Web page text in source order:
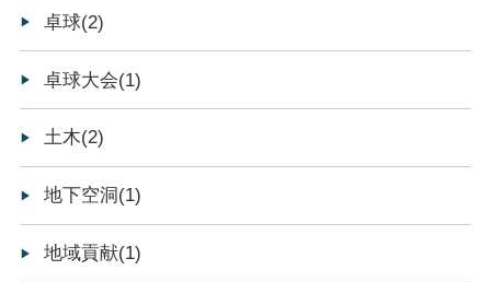
卓球(2)
卓球大会(1)
土木(2)
地下空洞(1)
地域貢献(1)